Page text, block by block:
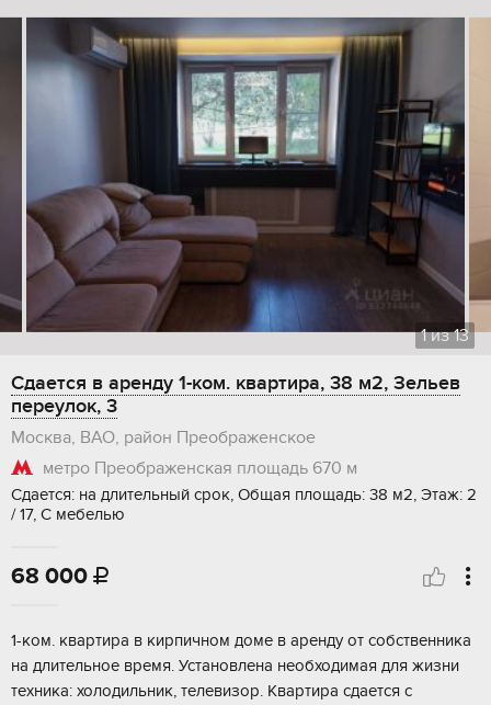
1из13
Сдается в аренду 1-ком. квартира, 38 м2, Зельев
переулок, 3
Москва, ВАО, район Преображенское
метро Преображенская площадь 670 м
Сдается: на длительный срок, Общая площадь: 38 м2, Этаж: 2
/ 17, С мебелью
68 000 
1-ком. квартира в кирпичном доме в аренду от собственника
на длительное время. Установлена необходимая для жизни
техника: холодильник, телевизор. Квартира сдается с